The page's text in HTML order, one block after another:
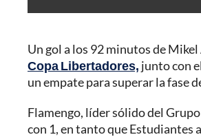
Un gol a los 92 minutos de
Copa Libertadores, junto con
un empate para superar la fase
Flamengo, líder sólido del
con 1, en tanto que Estudiantes